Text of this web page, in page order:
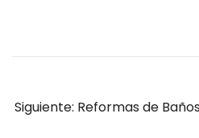
Siguiente: Reformas de